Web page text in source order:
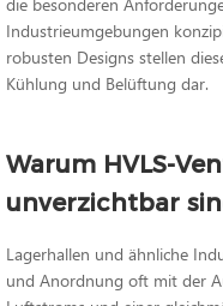
Industrieumgebungen
robusten Designs stellen
Kühlung und Belüftung dar.
Warum HVLS-
unverzichtbar
Lagerhallen und ähnliche
und Anordnung oft mit der